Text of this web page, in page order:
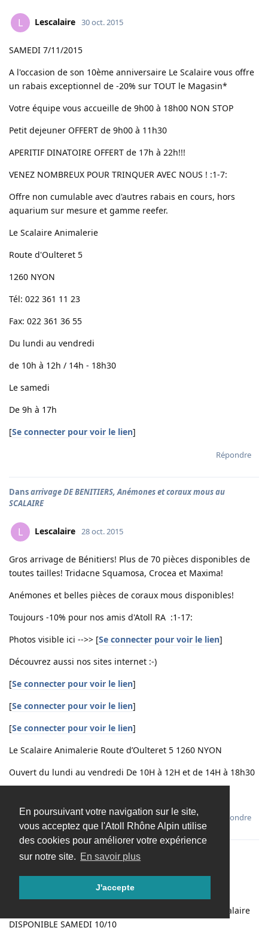
En poursuivant votre navigation sur le site,
vous acceptez que l'Atoll Rhône Alpin utilise
des cookies pour améliorer votre expérience
sur notre site. En savoir plus
J'accepte
L Lescalaire 30 oct. 2015
SAMEDI 7/11/2015
A l'occasion de son 10ème anniversaire Le Scalaire vous offre
un rabais exceptionnel de -20% sur TOUT le Magasin*
Votre équipe vous accueille de 9h00 à 18h00 NON STOP
Petit dejeuner OFFERT de 9h00 à 11h30
APERITIF DINATOIRE OFFERT de 17h à 22h!!!
VENEZ NOMBREUX POUR TRINQUER AVEC NOUS ! :1-7:
Offre non cumulable avec d'autres rabais en cours, hors
aquarium sur mesure et gamme reefer.
Le Scalaire Animalerie
Route d'Oulteret 5
1260 NYON
Tél: 022 361 11 23
Fax: 022 361 36 55
Du lundi au vendredi
de 10h à 12h / 14h - 18h30
Le samedi
De 9h à 17h
[Se connecter pour voir le lien]
Répondre
Dansarrivage DE BENITIERS, Anémones et coraux mous au
SCALAIRE
L Lescalaire 28 oct. 2015
Gros arrivage de Bénitiers! Plus de 70 pièces disponibles de
toutes tailles! Tridacne Squamosa, Crocea et Maxima!
Anémones et belles pièces de coraux mous disponibles!
Toujours -10% pour nos amis d'Atoll RA :1-17:
Photos visible ici -->> [Se connecter pour voir le lien]
Découvrez aussi nos sites internet :-)
[Se connecter pour voir le lien]
[Se connecter pour voir le lien]
[Se connecter pour voir le lien]
Le Scalaire Animalerie Route d’Oulteret 5 1260 NYON
Ouvert du lundi au vendredi De 10H à 12H et de 14H à 18h30
Répondre
DansArrivage DE BENITIERS COLORES Au SCALAIRE
8 oct. 2015
Nouvel arrivage de Bénitiers, poissons et coraux au Scalaire
DISPONIBLE SAMEDI 10/10